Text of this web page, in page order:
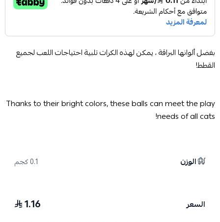
بفضل ألوانها البراقة ، يمكن لهذه الكرات تلبية احتياجات اللعب لجميع
القطط!
Thanks to their bright colors, these balls can meet the play
needs of all cats!
الوزن 0.1 كجم
السعر 1.16